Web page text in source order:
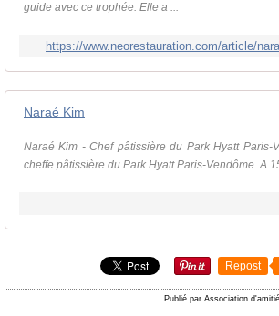
guide avec ce trophée. Elle a ...
https://www.neorestauration.com/article/
Naraé Kim
Naraé Kim - Chef pâtissière du Park Hyatt
cheffe pâtissière du Park Hyatt Paris-Vendôme. A
Repost
Publié par Association